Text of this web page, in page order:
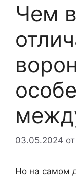
Чем
03.05.2024 от
Но на самом